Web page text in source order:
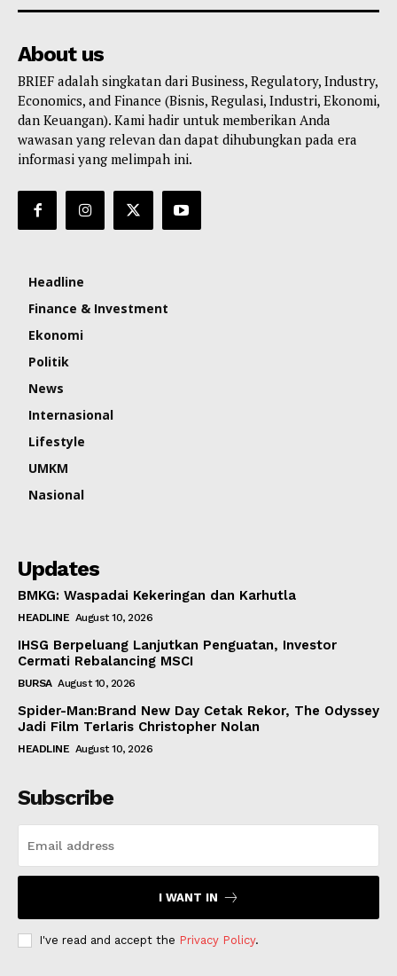
About us
BRIEF adalah singkatan dari Business, Regulatory, Industry,
Economics, and Finance (Bisnis, Regulasi, Industri, Ekonomi,
dan Keuangan). Kami hadir untuk memberikan Anda
wawasan yang relevan dan dapat dihubungkan pada era
informasi yang melimpah ini.
Headline
Finance & Investment
Ekonomi
Politik
News
Internasional
Lifestyle
UMKM
Nasional
Updates
BMKG: Waspadai Kekeringan dan Karhutla
HEADLINE August 10, 2026
IHSG Berpeluang Lanjutkan Penguatan, Investor
Cermati Rebalancing MSCI
BURSA August 10, 2026
Spider-Man:Brand New Day Cetak Rekor, The Odyssey
Jadi Film Terlaris Christopher Nolan
HEADLINE August 10, 2026
Subscribe
I WANT IN
I've read and accept the Privacy Policy.